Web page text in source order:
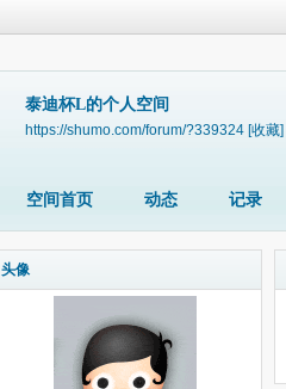
泰迪杯L的个人空间
https://shumo.com/forum/?339324 [收藏]
空间首页 动态 记录
头像